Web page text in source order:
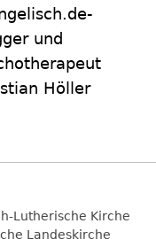
und
Höller
Lutherische Kirche
Landeskirche